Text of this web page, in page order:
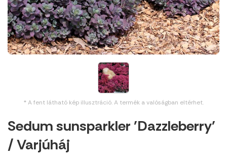
* A fent látható kép illusztráció. A termék a valóságban eltérhet.
Sedum sunsparkler 'Dazzleberry'
/ Varjúháj